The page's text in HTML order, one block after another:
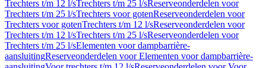
Trechters t/m 12 l/sTrechters t/m 25 l/sReserveonderdelen voor
Trechters t/m 25 l/sTrechters voor gotenReserveonderdelen voor
Trechters voor gotenTrechters t/m 12 l/sReserveonderdelen voor
Trechters t/m 12 l/sTrechters t/m 25 l/sReserveonderdelen voor
Trechters t/m 25 l/sElementen voor dampbarrière-
aansluitingReserveonderdelen voor Elementen voor dampbarrière-